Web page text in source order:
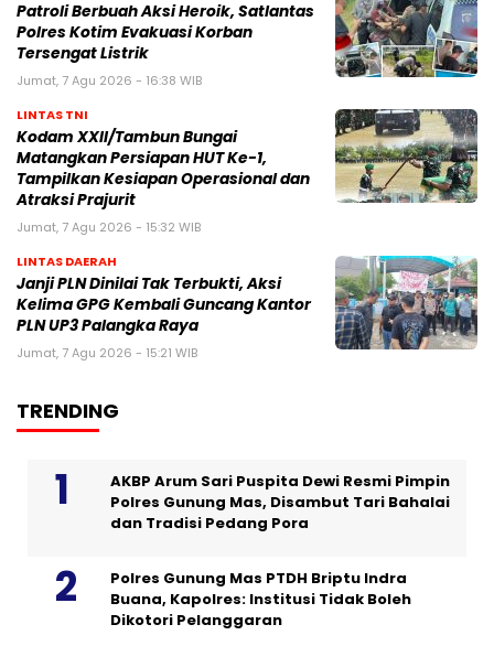
Patroli Berbuah Aksi Heroik, Satlantas
Polres Kotim Evakuasi Korban
Tersengat Listrik
Jumat, 7 Agu 2026 - 16:38 WIB
LINTAS TNI
Kodam XXII/Tambun Bungai
Matangkan Persiapan HUT Ke-1,
Tampilkan Kesiapan Operasional dan
Atraksi Prajurit
Jumat, 7 Agu 2026 - 15:32 WIB
LINTAS DAERAH
Janji PLN Dinilai Tak Terbukti, Aksi
Kelima GPG Kembali Guncang Kantor
PLN UP3 Palangka Raya
Jumat, 7 Agu 2026 - 15:21 WIB
TRENDING
AKBP Arum Sari Puspita Dewi Resmi Pimpin
Polres Gunung Mas, Disambut Tari Bahalai
dan Tradisi Pedang Pora
Polres Gunung Mas PTDH Briptu Indra
Buana, Kapolres: Institusi Tidak Boleh
Dikotori Pelanggaran